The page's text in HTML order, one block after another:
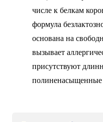
числе к белкам
формула
основана на
вызывает
присутствуют